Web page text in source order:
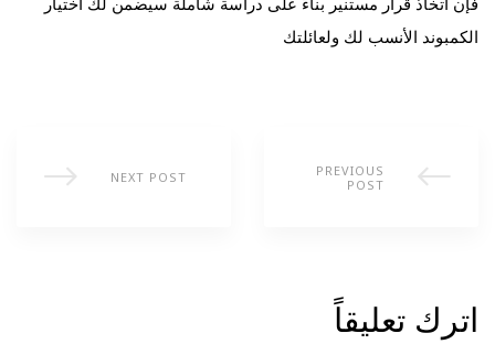
الكمبوند الأنسب لك ولعائلتك
PREVIOUS
POST
NEXT POST
اترك تعليقاً